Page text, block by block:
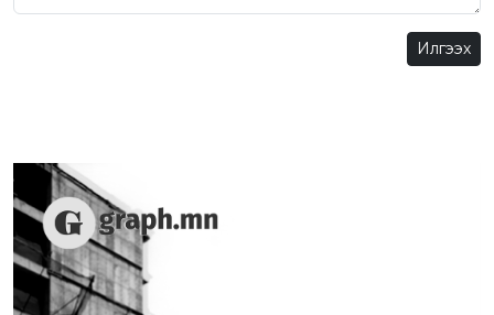
Илгээх